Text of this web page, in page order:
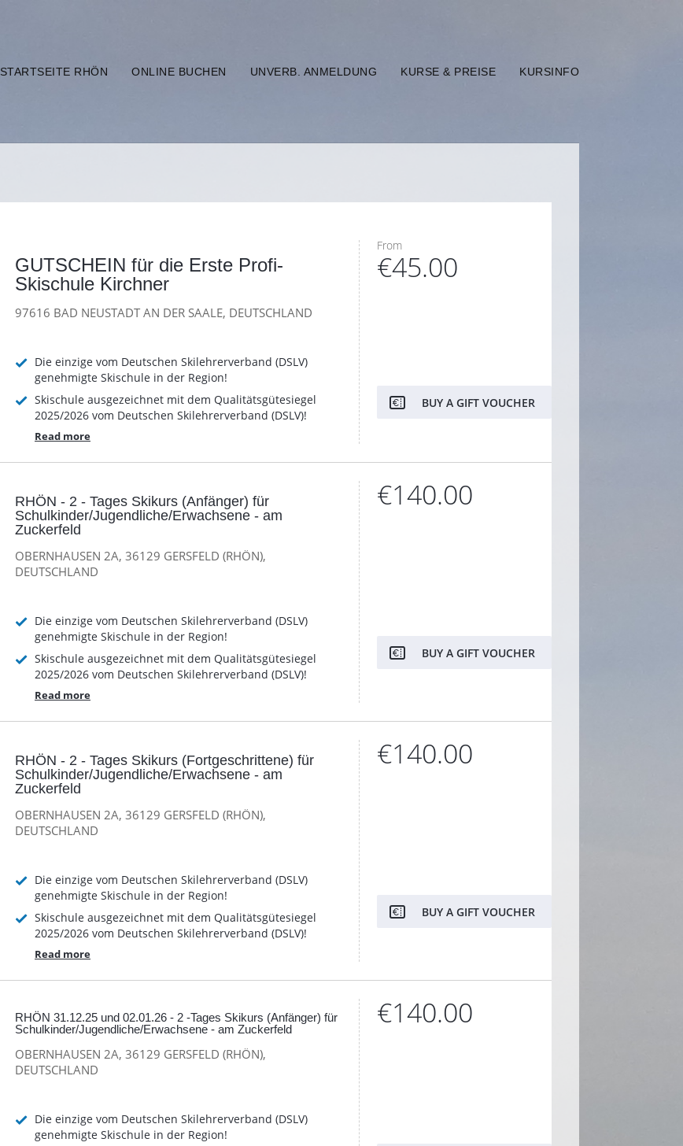
STARTSEITE RHÖN ONLINE BUCHEN UNVERB. ANMELDUNG KURSE & PREISE KURSINFO
GUTSCHEIN für die Erste Profi-
Skischule Kirchner
97616 BAD NEUSTADT AN DER SAALE, DEUTSCHLAND
Die einzige vom Deutschen Skilehrerverband (DSLV)
genehmigte Skischule in der Region!
Skischule ausgezeichnet mit dem Qualitätsgütesiegel
2025/2026 vom Deutschen Skilehrerverband (DSLV)!
Read more
From
€45.00
BUY A GIFT VOUCHER
RHÖN - 2 - Tages Skikurs (Anfänger) für
Schulkinder/Jugendliche/Erwachsene - am
Zuckerfeld
OBERNHAUSEN 2A, 36129 GERSFELD (RHÖN),
DEUTSCHLAND
Die einzige vom Deutschen Skilehrerverband (DSLV)
genehmigte Skischule in der Region!
Skischule ausgezeichnet mit dem Qualitätsgütesiegel
2025/2026 vom Deutschen Skilehrerverband (DSLV)!
Read more
€140.00
BUY A GIFT VOUCHER
RHÖN - 2 - Tages Skikurs (Fortgeschrittene) für
Schulkinder/Jugendliche/Erwachsene - am
Zuckerfeld
OBERNHAUSEN 2A, 36129 GERSFELD (RHÖN),
DEUTSCHLAND
Die einzige vom Deutschen Skilehrerverband (DSLV)
genehmigte Skischule in der Region!
Skischule ausgezeichnet mit dem Qualitätsgütesiegel
2025/2026 vom Deutschen Skilehrerverband (DSLV)!
Read more
€140.00
BUY A GIFT VOUCHER
RHÖN 31.12.25 und 02.01.26 - 2 -Tages Skikurs (Anfänger) für
Schulkinder/Jugendliche/Erwachsene - am Zuckerfeld
OBERNHAUSEN 2A, 36129 GERSFELD (RHÖN),
DEUTSCHLAND
Die einzige vom Deutschen Skilehrerverband (DSLV)
genehmigte Skischule in der Region!
€140.00